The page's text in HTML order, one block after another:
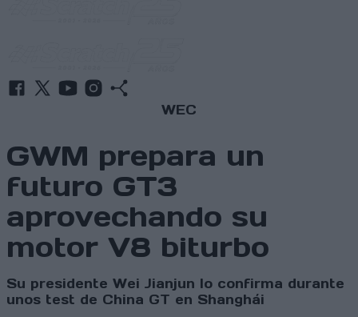
WEC
GWM prepara un
futuro GT3
aprovechando su
motor V8 biturbo
Su presidente Wei Jianjun lo confirma durante
unos test de China GT en Shanghái